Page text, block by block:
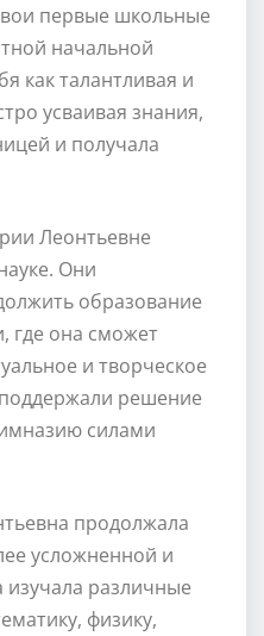
первые школьные
начальной
как талантливая и
усваивая знания,
и получала
Леонтьевне
Они
образование
где она сможет
и творческое
решение
силами
продолжала
усложненной и
различные
физику,